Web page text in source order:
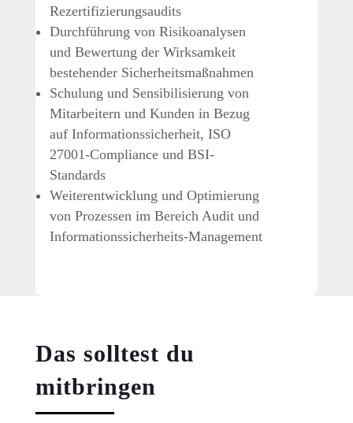
Rezertifizierungsaudits
Durchführung von Risikoanalysen
und Bewertung der Wirksamkeit
bestehender Sicherheitsmaßnahmen
Schulung und Sensibilisierung von
Mitarbeitern und Kunden in Bezug
auf Informationssicherheit, ISO
27001-Compliance und BSI-
Standards
Weiterentwicklung und Optimierung
von Prozessen im Bereich Audit und
Informationssicherheits-Management
Das solltest du
mitbringen